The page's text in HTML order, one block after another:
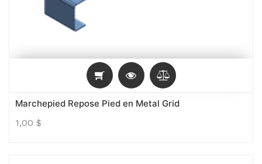
Marchepied Repose Pied en Metal Grid
1,00 $